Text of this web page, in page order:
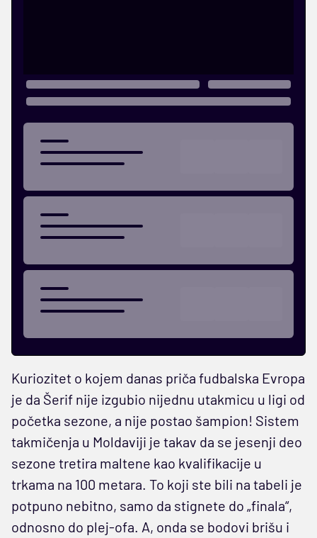
Kuriozitet o kojem danas priča fudbalska Evropa
je da Šerif nije izgubio nijednu utakmicu u ligi od
početka sezone, a nije postao šampion! Sistem
takmičenja u Moldaviji je takav da se jesenji deo
sezone tretira maltene kao kvalifikacije u
trkama na 100 metara. To koji ste bili na tabeli je
potpuno nebitno, samo da stignete do „finala“,
odnosno do plej-ofa. A, onda se bodovi brišu i